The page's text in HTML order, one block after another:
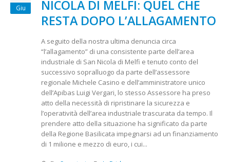
Giu
NICOLA DI MELFI: QUEL CHE
RESTA DOPO L’ALLAGAMENTO
A seguito della nostra ultima denuncia circa
“l’allagamento” di una consistente parte dell’area
industriale di San Nicola di Melfi e tenuto conto del
successivo sopralluogo da parte dell’assessore
regionale Michele Casino e dell’amministratore unico
dell’Apibas Luigi Vergari, lo stesso Assessore ha preso
atto della necessità di ripristinare la sicurezza e
l’operatività dell’area industriale trascurata da tempo. Il
prendere atto della situazione ha significato da parte
della Regione Basilicata impegnarsi ad un finanziamento
di 1 milione e mezzo di euro, i cui...